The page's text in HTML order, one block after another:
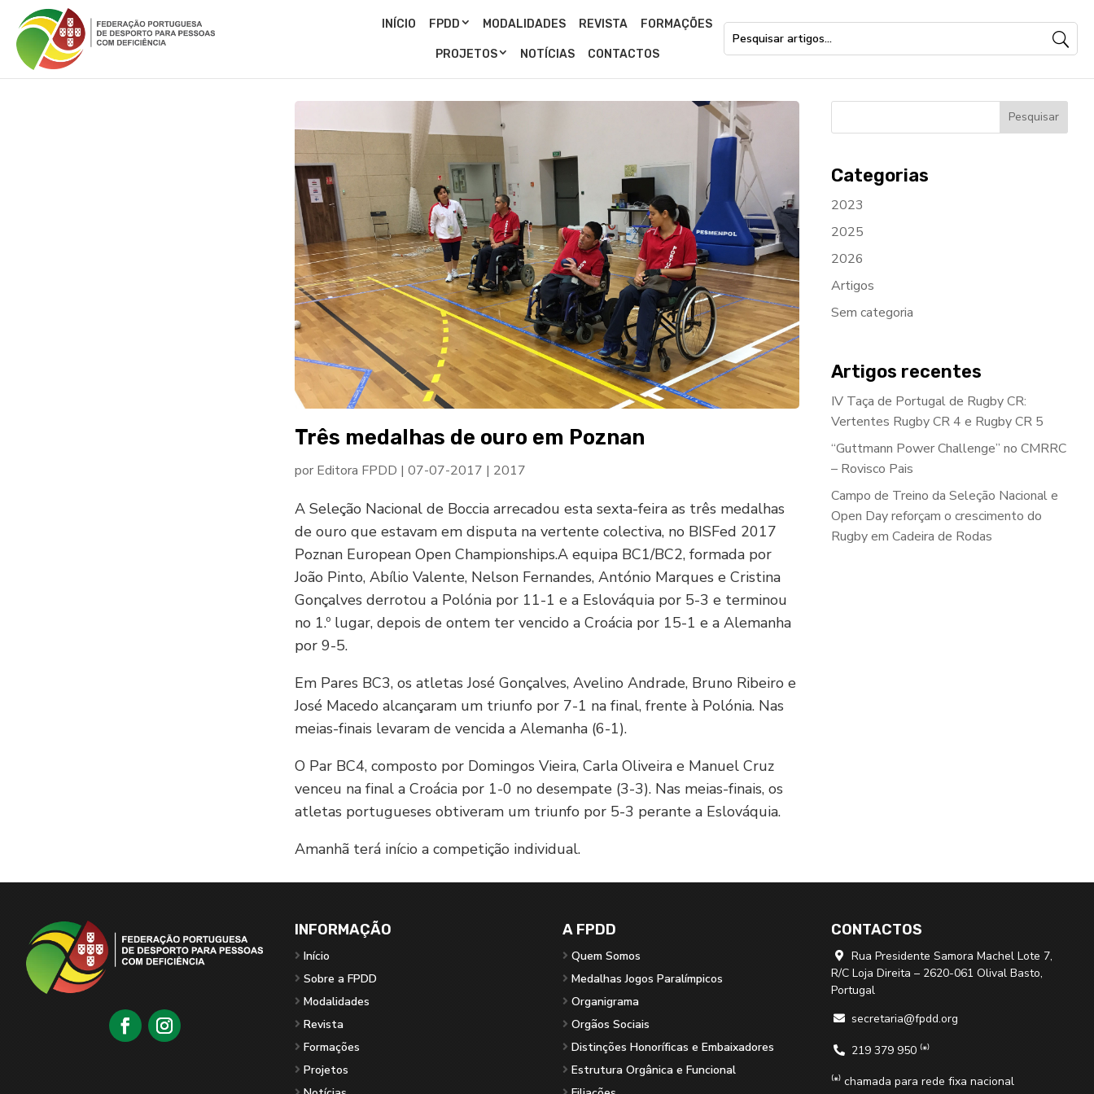
INÍCIO FPDD MODALIDADES REVISTA FORMAÇÕES
PROJETOS NOTÍCIAS CONTACTOS
Três medalhas de ouro em Poznan
por Editora FPDD | 07-07-2017 | 2017
A Seleção Nacional de Boccia arrecadou esta sexta-feira as três medalhas
de ouro que estavam em disputa na vertente colectiva, no BISFed 2017
Poznan European Open Championships.A equipa BC1/BC2, formada por
João Pinto, Abílio Valente, Nelson Fernandes, António Marques e Cristina
Gonçalves derrotou a Polónia por 11-1 e a Eslováquia por 5-3 e terminou
no 1.º lugar, depois de ontem ter vencido a Croácia por 15-1 e a Alemanha
por 9-5.
Em Pares BC3, os atletas José Gonçalves, Avelino Andrade, Bruno Ribeiro e
José Macedo alcançaram um triunfo por 7-1 na final, frente à Polónia. Nas
meias-finais levaram de vencida a Alemanha (6-1).
O Par BC4, composto por Domingos Vieira, Carla Oliveira e Manuel Cruz
venceu na final a Croácia por 1-0 no desempate (3-3). Nas meias-finais, os
atletas portugueses obtiveram um triunfo por 5-3 perante a Eslováquia.
Amanhã terá início a competição individual.
Categorias
2023
2025
2026
Artigos
Sem categoria
Artigos recentes
IV Taça de Portugal de Rugby CR:
Vertentes Rugby CR 4 e Rugby CR 5
“Guttmann Power Challenge” no CMRRC
– Rovisco Pais
Campo de Treino da Seleção Nacional e
Open Day reforçam o crescimento do
Rugby em Cadeira de Rodas
INFORMAÇÃO
Início
Sobre a FPDD
Modalidades
Revista
Formações
Projetos
A FPDD
Quem Somos
Medalhas Jogos Paralímpicos
Organigrama
Orgãos Sociais
Distinções Honoríficas e Embaixadores
Estrutura Orgânica e Funcional
CONTACTOS

Rua Presidente Samora Machel Lote 7,
R/C Loja Direita – 2620-061 Olival Basto,
Portugal
 secretaria@fpdd.org

219 379 950 ⁽*⁾
⁽*⁾ chamada para rede fixa nacional